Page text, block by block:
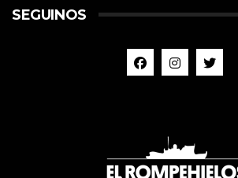
SEGUINOS